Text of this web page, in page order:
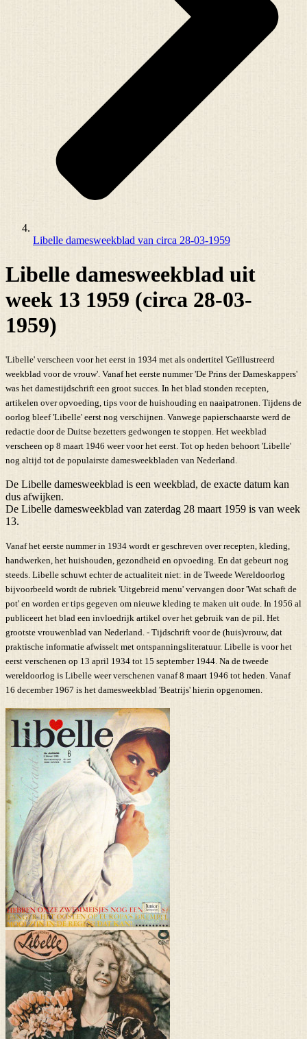
Libelle damesweekblad van circa 28-03-1959
Libelle damesweekblad uit
week 13 1959 (circa 28-03-
1959)
'Libelle' verscheen voor het eerst in 1934 met als ondertitel 'Geïllustreerd
weekblad voor de vrouw'. Vanaf het eerste nummer 'De Prins der Dameskappers'
was het damestijdschrift een groot succes. In het blad stonden recepten,
artikelen over opvoeding, tips voor de huishouding en naaipatronen. Tijdens de
oorlog bleef 'Libelle' eerst nog verschijnen. Vanwege papierschaarste werd de
redactie door de Duitse bezetters gedwongen te stoppen. Het weekblad
verscheen op 8 maart 1946 weer voor het eerst. Tot op heden behoort 'Libelle'
nog altijd tot de populairste damesweekbladen van Nederland.
De Libelle damesweekblad is een weekblad, de exacte datum kan
dus afwijken.
De Libelle damesweekblad van zaterdag 28 maart 1959 is van week
13.
Vanaf het eerste nummer in 1934 wordt er geschreven over recepten, kleding,
handwerken, het huishouden, gezondheid en opvoeding. En dat gebeurt nog
steeds. Libelle schuwt echter de actualiteit niet: in de Tweede Wereldoorlog
bijvoorbeeld wordt de rubriek 'Uitgebreid menu' vervangen door 'Wat schaft de
pot' en worden er tips gegeven om nieuwe kleding te maken uit oude. In 1956 al
publiceert het blad een invloedrijk artikel over het gebruik van de pil. Het
grootste vrouwenblad van Nederland. - Tijdschrift voor de (huis)vrouw, dat
praktische informatie afwisselt met ontspanningsliteratuur. Libelle is voor het
eerst verschenen op 13 april 1934 tot 15 september 1944. Na de tweede
wereldoorlog is Libelle weer verschenen vanaf 8 maart 1946 tot heden. Vanaf
16 december 1967 is het damesweekblad 'Beatrijs' hierin opgenomen.